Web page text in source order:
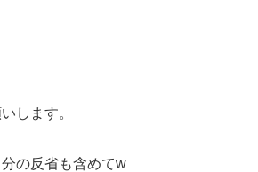
します。
の反省も含めてw